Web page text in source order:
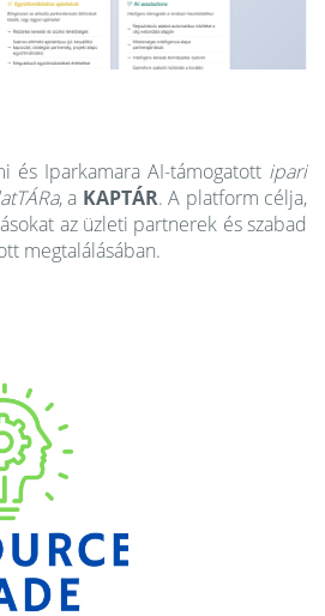
és Iparkamara AI-támogatott ipari
, a KAPTÁR. A platform célja,
az üzleti partnerek és szabad
megtalálásában.